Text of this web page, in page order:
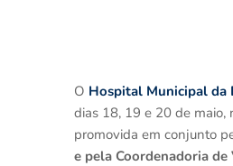
O Hospital Municipal da
dias 18, 19 e 20 de maio,
promovida em conjunto
e pela Coordenadoria